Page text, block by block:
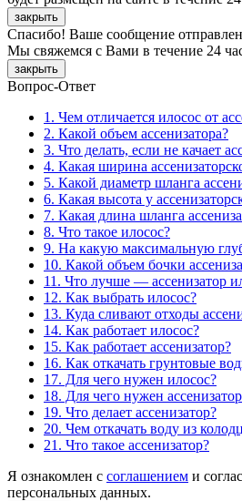
закрыть
Спасибо! Ваше сообщение
Мы свяжемся с Вами в течение 24
закрыть
Вопрос-Ответ
1. Чем отличается илосос от
2. Какой объем ассенизатора?
3. Что делать, если не качает
4. Какая ширина
5. Какой диаметр шланга
6. Какая высота у
7. Какая длина шланга
8. Что такое илосос?
9. На какую максимальную
10. Какой объем бочки
11. Что лучше — ассенизатор
12. Как выбрать илосос?
13. Куда сливают отходы
14. Как работает илосос?
15. Как работает ассенизатор?
16. Как откачать грунтовые
17. Для чего нужен илосос?
18. Для чего нужен
19. Что делает ассенизатор?
20. Чем откачать воду из
21. Что такое ассенизатор?
Я ознакомлен с соглашением и
персональных данных.